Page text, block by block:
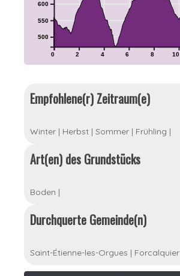
0 2 4 6 8 10
500
550
600
Empfohlene(r) Zeitraum(e)
Winter | Herbst | Sommer | Frühling |
Art(en) des Grundstücks
Boden |
Durchquerte Gemeinde(n)
Saint-Étienne-les-Orgues | Forcalquier